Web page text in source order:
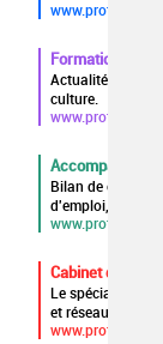
Formation
Actualités, guide
culture.
Bilan de
d'emploi,
Cabinet de
Le spécialiste du
et réseau unique